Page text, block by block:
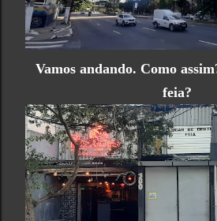
Vamos andando. Como
feia?